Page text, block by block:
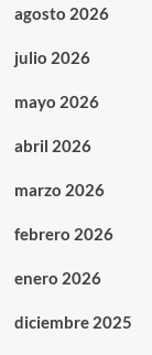
agosto 2026
julio 2026
mayo 2026
abril 2026
marzo 2026
febrero 2026
enero 2026
diciembre 2025